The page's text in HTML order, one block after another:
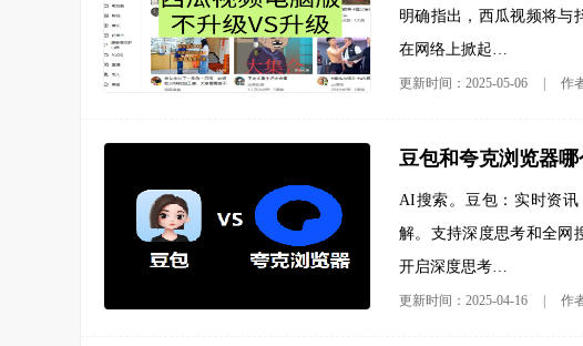
明确指出，西瓜视频将与
在网络上掀起…
更新时间：2025-05-06 作
豆包和夸克浏览器
AI搜索。豆包：实时资
解。支持深度思考和全网
开启深度思考…
更新时间：2025-04-16 作